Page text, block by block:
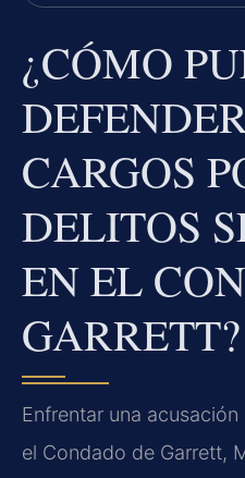
¿CÓMO
CARGOS
DELITOS
EN EL
GARRETT?
Enfrentar una
el Condado de Garrett,